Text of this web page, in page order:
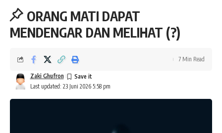
ORANG MATI DAPAT
MENDENGAR DAN MELIHAT (?)
Last updated: 23 Juni 2026 5:58 pm
Zaki Ghufron
7 Min Read